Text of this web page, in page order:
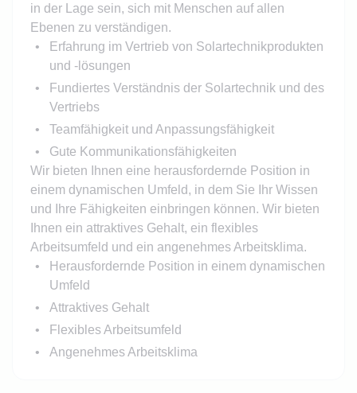
in der Lage sein, sich mit Menschen auf allen
Ebenen zu verständigen.
Erfahrung im Vertrieb von Solartechnikprodukten
und -lösungen
Fundiertes Verständnis der Solartechnik und des
Vertriebs
Teamfähigkeit und Anpassungsfähigkeit
Gute Kommunikationsfähigkeiten
Wir bieten Ihnen eine herausfordernde Position in
einem dynamischen Umfeld, in dem Sie Ihr Wissen
und Ihre Fähigkeiten einbringen können. Wir bieten
Ihnen ein attraktives Gehalt, ein flexibles
Arbeitsumfeld und ein angenehmes Arbeitsklima.
Herausfordernde Position in einem dynamischen
Umfeld
Attraktives Gehalt
Flexibles Arbeitsumfeld
Angenehmes Arbeitsklima